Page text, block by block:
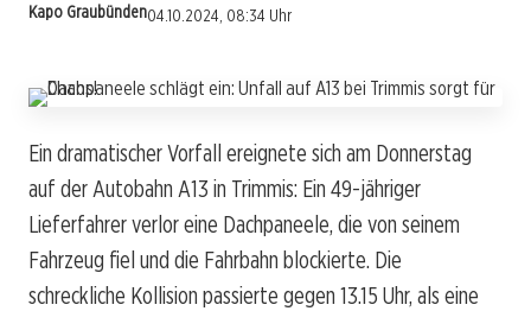
Kapo Graubünden04.10.2024, 08:34 Uhr
Ein dramatischer Vorfall ereignete sich am Donnerstag
auf der Autobahn A13 in Trimmis: Ein 49-jähriger
Lieferfahrer verlor eine Dachpaneele, die von seinem
Fahrzeug fiel und die Fahrbahn blockierte. Die
schreckliche Kollision passierte gegen 13.15 Uhr, als eine